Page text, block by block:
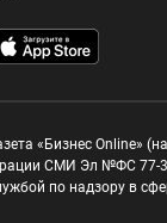
«Бизнес Online»
СМИ Эл №ФС 77-
по надзору в